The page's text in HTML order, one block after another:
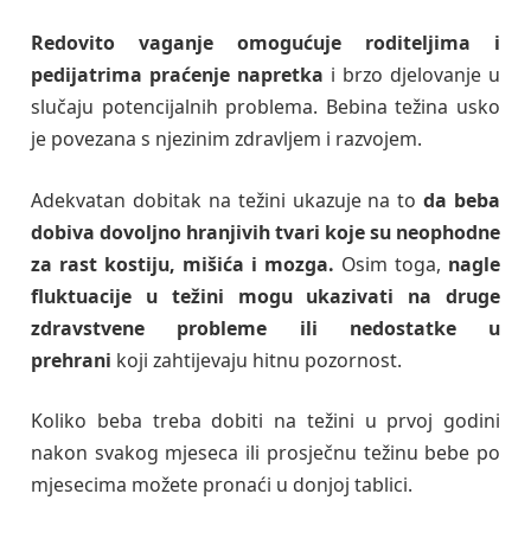
Redovito vaganje omogućuje roditeljima i
pedijatrima praćenje napretka i brzo djelovanje u
slučaju potencijalnih problema. Bebina težina usko
je povezana s njezinim zdravljem i razvojem.
Adekvatan dobitak na težini ukazuje na toda beba
dobiva dovoljno hranjivih tvari koje su neophodne
za rast kostiju, mišića i mozga. Osim toga, nagle
fluktuacije u težini mogu ukazivati ​​na druge
zdravstvene probleme ili nedostatke u
prehrani koji zahtijevaju hitnu pozornost.
Koliko beba treba dobiti na težini u prvoj godini
nakon svakog mjeseca ili prosječnu težinu bebe po
mjesecima možete pronaći u donjoj tablici.